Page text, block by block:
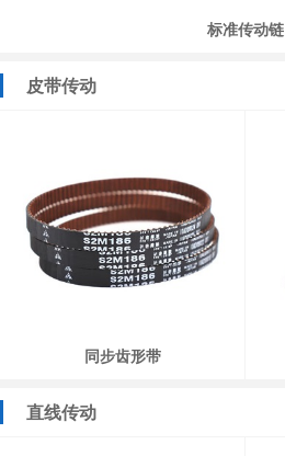
标准传动链
皮带传动
同步齿形带
直线传动